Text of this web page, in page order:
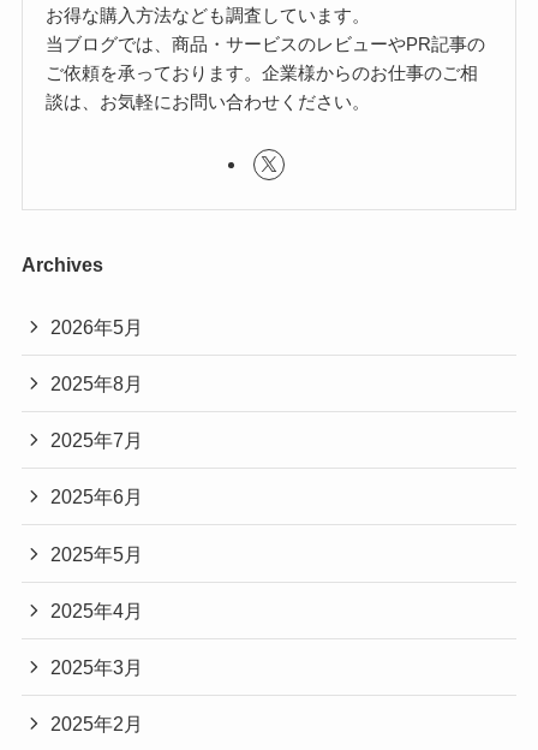
お得な購入方法なども調査しています。
当ブログでは、商品・サービスのレビューやPR記事の
ご依頼を承っております。企業様からのお仕事のご相
談は、お気軽にお問い合わせください。
Archives
2026年5月
2025年8月
2025年7月
2025年6月
2025年5月
2025年4月
2025年3月
2025年2月